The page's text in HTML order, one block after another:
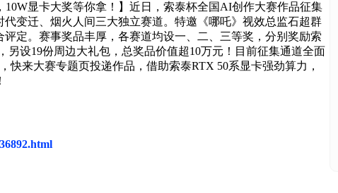
10W显卡大奖等你拿！】近日，索泰杯全国AI创作大赛作品征集
变迁、烟火人间三大独立赛道。特邀《哪吒》视效总监石超群
定。赛事奖品丰厚，各赛道均设一、二、三等奖，分别奖励索
另设19份周边大礼包，总奖品价值超10万元！目前征集通道全面
快来大赛专题页投递作品，借助索泰RTX 50系显卡强劲算力，